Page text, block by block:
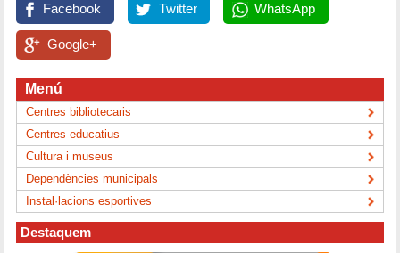
Facebook Twitter WhatsApp
Google+
Menú
Centres bibliotecaris
Centres educatius
Cultura i museus
Dependències municipals
Instal·lacions esportives
Destaquem